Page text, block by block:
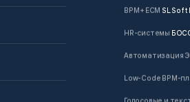
BPM + ECM SL Soft
HR-системы
Автоматизация
Low-Code BPM-